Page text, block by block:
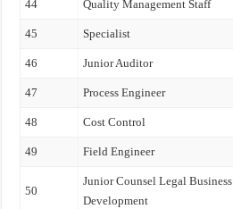
44 Quality Management Staff
45 Specialist
46 Junior Auditor
47 Process Engineer
48 Cost Control
49 Field Engineer
50
Junior Counsel Legal Business
Development